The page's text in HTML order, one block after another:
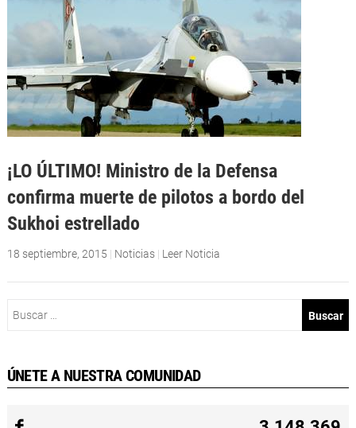
¡LO ÚLTIMO! Ministro de la Defensa
confirma muerte de pilotos a bordo del
Sukhoi estrellado
18 septiembre, 2015 | Noticias | Leer Noticia
ÚNETE A NUESTRA COMUNIDAD